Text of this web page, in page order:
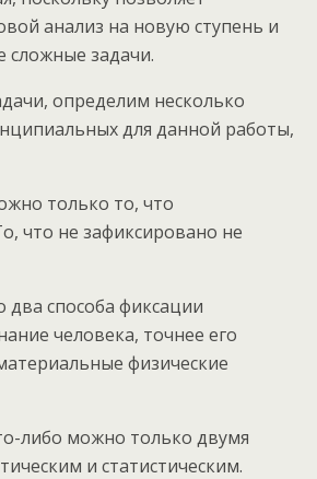
анализ на новую ступень и
сложные задачи.
определим несколько
для данной работы,
только то, что
что не зафиксировано не
два способа фиксации
человека, точнее его
физические
либо можно только двумя
и статистическим.